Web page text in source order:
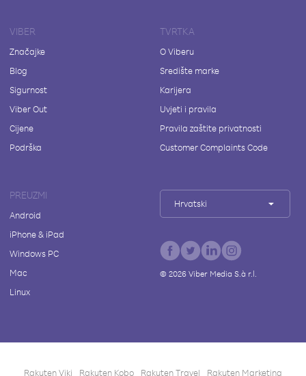
VIBER
Značajke
Blog
Sigurnost
Viber Out
Cijene
Podrška
TVRTKA
O Viberu
Središte marke
Karijera
Uvjeti i pravila
Pravila zaštite privatnosti
Customer Complaints Code
PREUZMI
Android
iPhone & iPad
Windows PC
Mac
Linux
Hrvatski
© 2026Viber Media S.à r.l.
Rakuten Viki Rakuten Kobo Rakuten Travel Rakuten Marketing